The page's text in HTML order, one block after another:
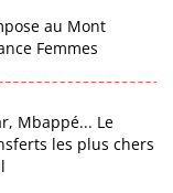
au Mont
Femmes
Mbappé... Le
les plus chers